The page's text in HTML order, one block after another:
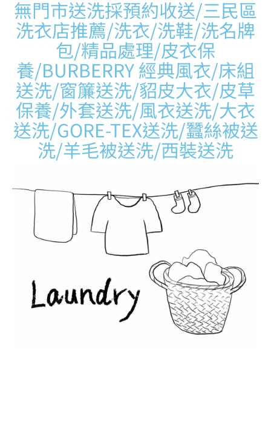
無門市送洗採預約收送/三民區
洗衣店推薦/洗衣/洗鞋/洗名牌
包/精品處理/皮衣保
養/BURBERRY 經典風衣/床組
送洗/窗簾送洗/貂皮大衣/皮草
保養/外套送洗/風衣送洗/大衣
送洗/GORE-TEX送洗/蠶絲被送
洗/羊毛被送洗/西裝送洗